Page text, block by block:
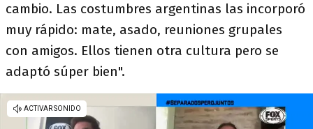
cambio. Las costumbres argentinas las incorporó
muy rápido: mate, asado, reuniones grupales
con amigos. Ellos tienen otra cultura pero se
adaptó súper bien".